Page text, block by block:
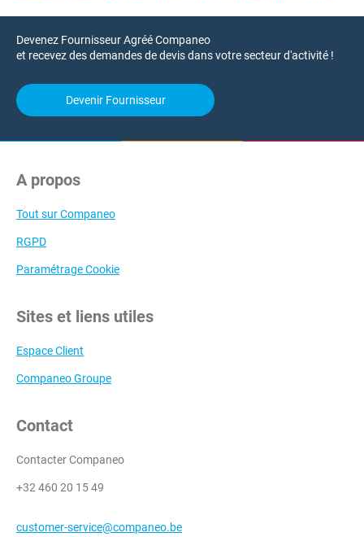
Devenez Fournisseur Agréé Companeo
et recevez des demandes de devis dans votre secteur d'activité !
Devenir Fournisseur
A propos
Tout sur Companeo
RGPD
Paramétrage Cookie
Sites et liens utiles
Espace Client
Companeo Groupe
Contact
Contacter Companeo
+32 460 20 15 49
customer-service@companeo.be